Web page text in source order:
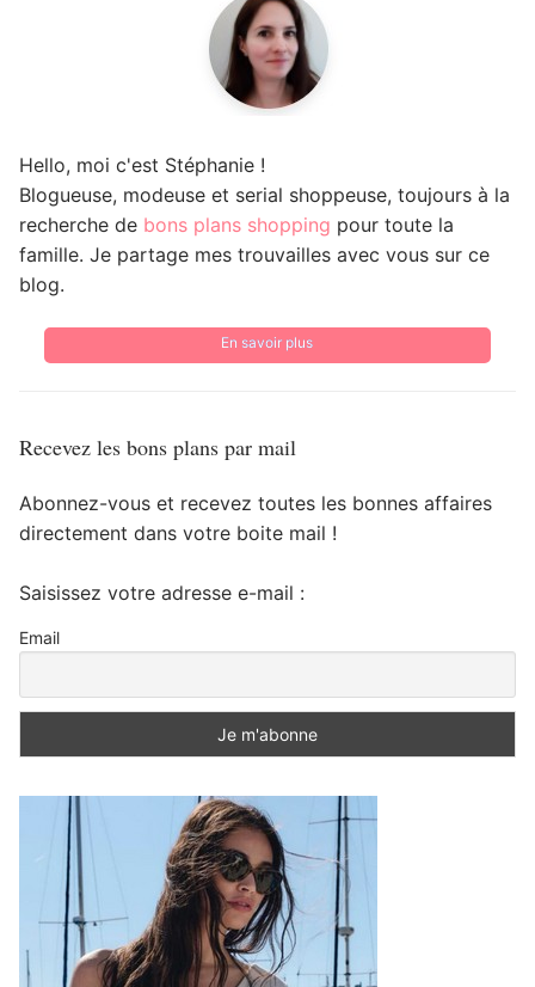
Hello, moi c'est Stéphanie !
Blogueuse, modeuse et serial shoppeuse, toujours à la
recherche de bons plans shopping pour toute la
famille. Je partage mes trouvailles avec vous sur ce
blog.
En savoir plus
Recevez les bons plans par mail
Abonnez-vous et recevez toutes les bonnes affaires
directement dans votre boite mail !
Saisissez votre adresse e-mail :
Email